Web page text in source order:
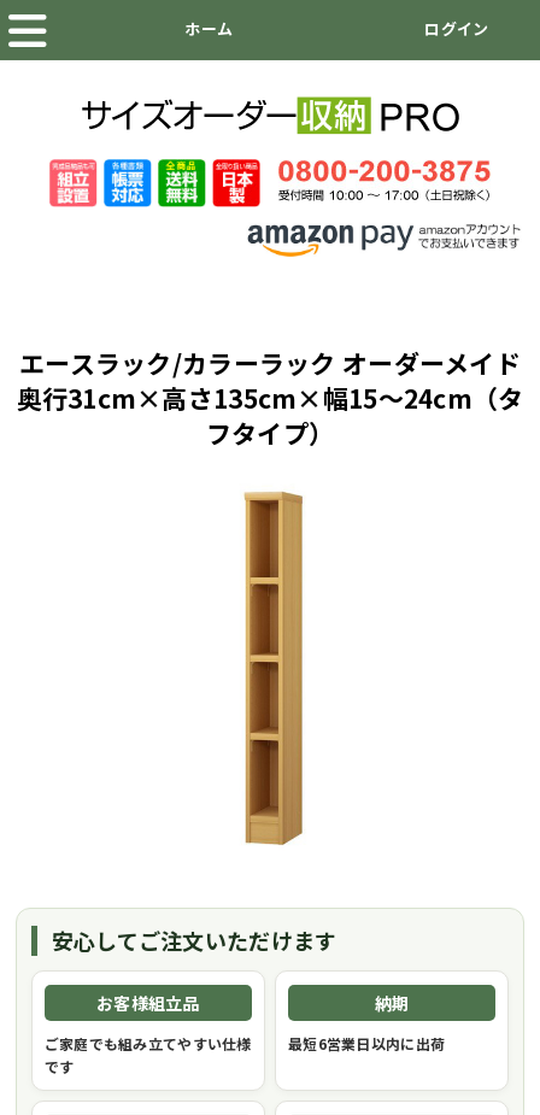
エースラック/カラーラック オーダーメイド
奥行31cm×高さ135cm×幅15～24cm（タ
フタイプ）
安心してご注文いただけます
お客様組立品
ご家庭でも組み立てやすい仕様
です
納期
最短6営業日以内に出荷